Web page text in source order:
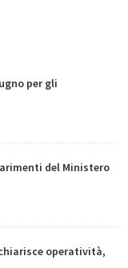
per gli
del Ministero
operatività,